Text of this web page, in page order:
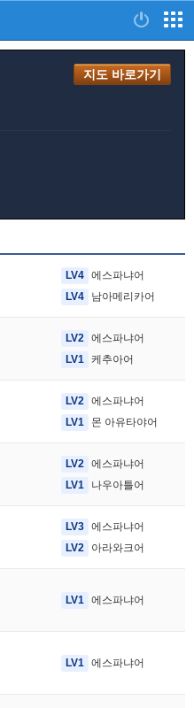
지도 바로가기
LV4 에스파냐어
LV4
남아메리카어
LV2
에스파냐어
LV1
케추아어
LV2
에스파냐어
LV1
몬 아유타야어
LV2
에스파냐어
LV1
나우아틀어
LV3 에스파냐어
LV2
아라와크어
LV1 에스파냐어
LV1 에스파냐어